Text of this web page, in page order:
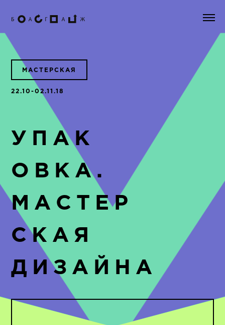
МАСТЕРСКАЯ
22.10-02.11.18
УПАК
ОВКА.
МАСТЕР
СКАЯ
ДИЗАЙНА